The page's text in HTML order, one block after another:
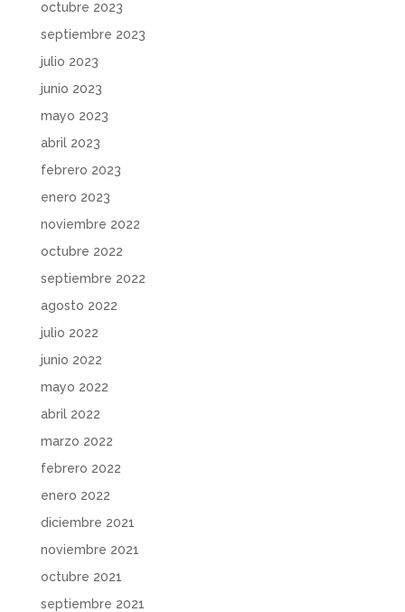
octubre 2023
septiembre 2023
julio 2023
junio 2023
mayo 2023
abril 2023
febrero 2023
enero 2023
noviembre 2022
octubre 2022
septiembre 2022
agosto 2022
julio 2022
junio 2022
mayo 2022
abril 2022
marzo 2022
febrero 2022
enero 2022
diciembre 2021
noviembre 2021
octubre 2021
septiembre 2021